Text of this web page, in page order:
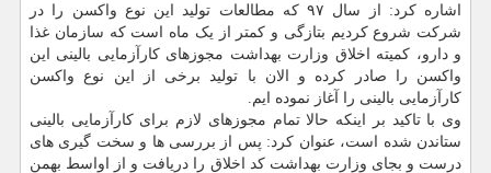
اشاره کرد: از سال ۹۷ که مطالعات تولید این نوع واکسن را در
شرکت شروع کردیم بتازگی و کمتر از یک ماه است که سازمان غذا
و دارو، کمیته اخلاق وزارت بهداشت مجوزهای کارآزمایی بالینی این
واکسن را صادر کرده و الان با تولید برخی از این نوع واکسن
کارآزمایی بالینی را آغاز نموده ایم.
وی با تاکید بر اینکه حالا تمام مجوزهای لازم برای کارآزمایی بالینی
ستاندن شده است، عنوان کرد: پس از بررسی ها و سخت گیری های
درست و بجای وزارت بهداشت کد اخلاق را دریافت و از اواسط بهمن